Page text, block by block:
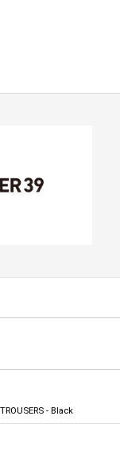
- Black